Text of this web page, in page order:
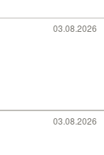
03.08.2026
03.08.2026